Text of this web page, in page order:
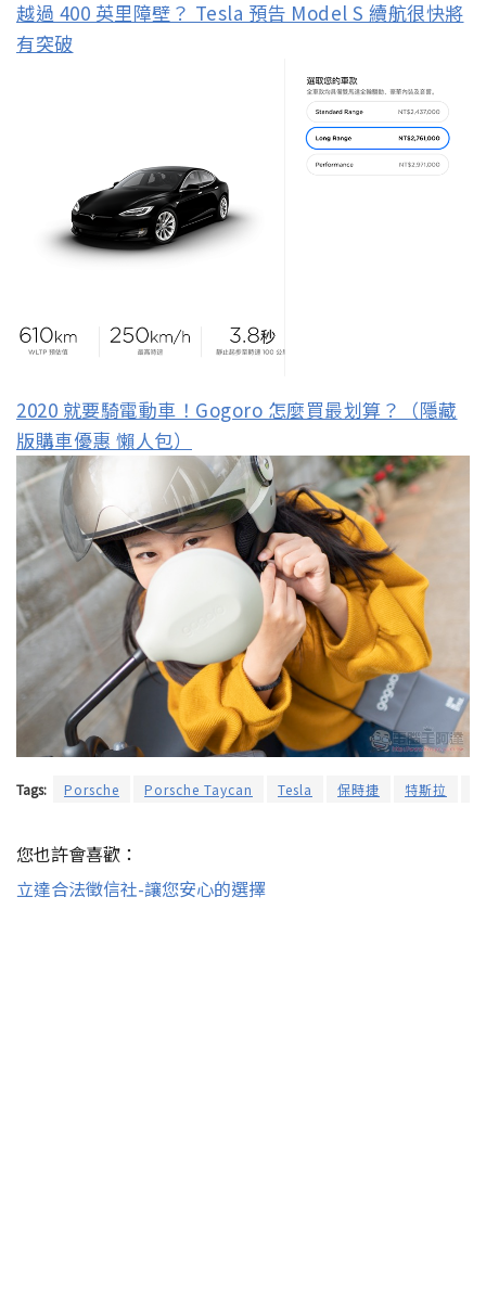
越過 400 英里障壁？ Tesla 預告 Model S 續航很快將
有突破
2020 就要騎電動車！Gogoro 怎麼買最划算？（隱藏
版購車優惠 懶人包）
Tags: Porsche Porsche Taycan Tesla 保時捷 特斯拉
您也許會喜歡：
立達合法徵信社-讓您安心的選擇